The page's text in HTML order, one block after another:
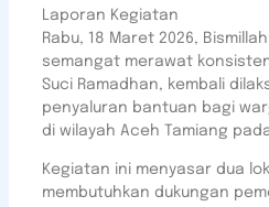
Laporan Kegiatan
Rabu, 18 Maret 2026,
semangat merawat
Suci Ramadhan, kembali
penyaluran bantuan bagi
di wilayah Aceh Tamiang
Kegiatan ini menyasar dua
membutuhkan dukungan